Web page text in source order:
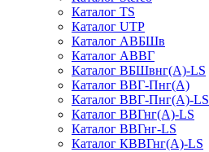
Каталог TS
Каталог UTP
Каталог АВБШв
Каталог АВВГ
Каталог ВБШвнг(А)-LS
Каталог ВВГ-Пнг(А)
Каталог ВВГ-Пнг(А)-LS
Каталог ВВГнг(А)-LS
Каталог ВВГнг-LS
Каталог КВВГнг(А)-LS